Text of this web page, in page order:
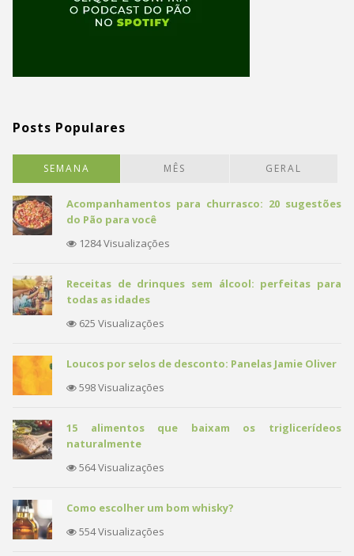
Posts Populares
SEMANA MÊS GERAL
Acompanhamentos para churrasco: 20 sugestões
do Pão para você
1284 Visualizações
Receitas de drinques sem álcool: perfeitas para
todas as idades
625 Visualizações
Loucos por selos de desconto: Panelas Jamie Oliver
598 Visualizações
15 alimentos que baixam os triglicerídeos
naturalmente
564 Visualizações
Como escolher um bom whisky?
554 Visualizações